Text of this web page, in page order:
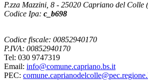
P.zza Mazzini, 8 - 25020 Capriano del Colle
Codice Ipa: c_b698
Codice fiscale: 00852940170
P.IVA: 00852940170
Tel: 030 9747319
Email: info@comune.capriano.bs.it
PEC: